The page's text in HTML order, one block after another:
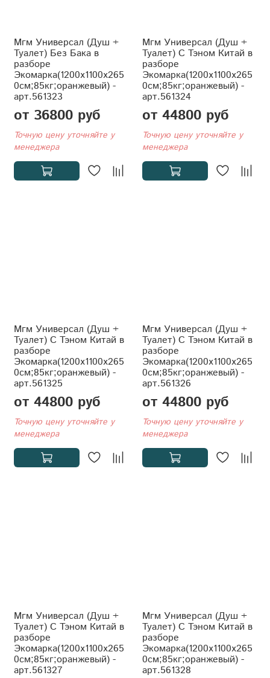
Мгм Универсал (Душ +
Туалет) Без Бака в
разборе
Экомарка(1200x1100x265
0см;85кг;оранжевый) -
арт.561323
от 36800 руб
Точную цену уточняйте у
менеджера
Мгм Универсал (Душ +
Туалет) С Тэном Китай в
разборе
Экомарка(1200x1100x265
0см;85кг;оранжевый) -
арт.561324
от 44800 руб
Точную цену уточняйте у
менеджера
Мгм Универсал (Душ +
Туалет) С Тэном Китай в
разборе
Экомарка(1200x1100x265
0см;85кг;оранжевый) -
арт.561325
от 44800 руб
Точную цену уточняйте у
менеджера
Мгм Универсал (Душ +
Туалет) С Тэном Китай в
разборе
Экомарка(1200x1100x265
0см;85кг;оранжевый) -
арт.561326
от 44800 руб
Точную цену уточняйте у
менеджера
Мгм Универсал (Душ +
Туалет) С Тэном Китай в
разборе
Экомарка(1200x1100x265
0см;85кг;оранжевый) -
арт.561327
Мгм Универсал (Душ +
Туалет) С Тэном Китай в
разборе
Экомарка(1200x1100x265
0см;85кг;оранжевый) -
арт.561328